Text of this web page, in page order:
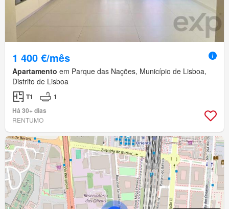
1 400 €/mês
Apartamento em Parque das Nações, Município de Lisboa,
Distrito de Lisboa
T1
1
Há 30+ dias
RENTUMO